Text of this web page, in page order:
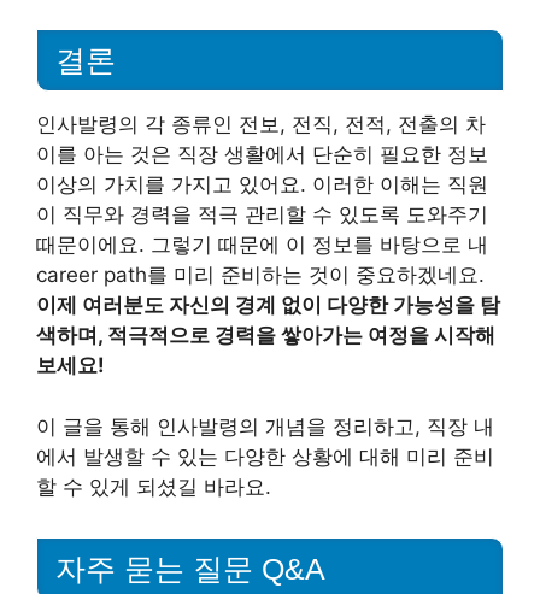
결론
인사발령의 각 종류인 전보, 전직, 전적, 전출의 차
이를 아는 것은 직장 생활에서 단순히 필요한 정보
이상의 가치를 가지고 있어요. 이러한 이해는 직원
이 직무와 경력을 적극 관리할 수 있도록 도와주기
때문이에요. 그렇기 때문에 이 정보를 바탕으로 내
career path를 미리 준비하는 것이 중요하겠네요.
이제 여러분도 자신의 경계 없이 다양한 가능성을 탐
색하며, 적극적으로 경력을 쌓아가는 여정을 시작해
보세요!
이 글을 통해 인사발령의 개념을 정리하고, 직장 내
에서 발생할 수 있는 다양한 상황에 대해 미리 준비
할 수 있게 되셨길 바라요.
자주 묻는 질문 Q&A